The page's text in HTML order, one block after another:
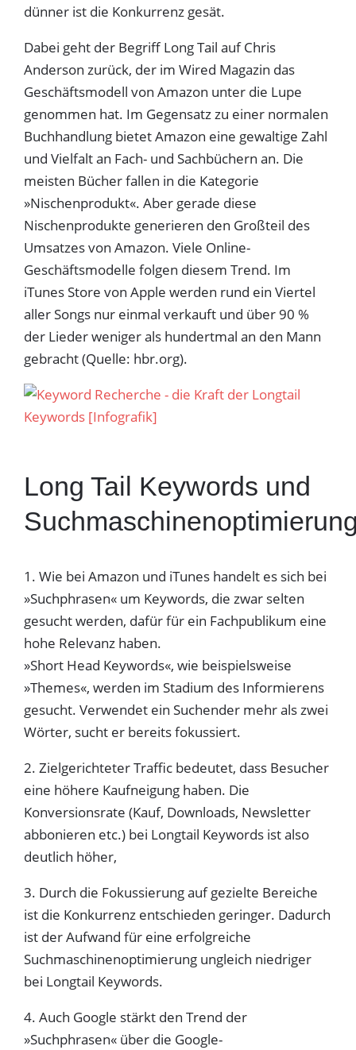
dünner ist die Konkurrenz gesät.
Dabei geht der Begriff Long Tail auf Chris
Anderson zurück, der im Wired Magazin das
Geschäftsmodell von Amazon unter die Lupe
genommen hat. Im Gegensatz zu einer normalen
Buchhandlung bietet Amazon eine gewaltige Zahl
und Vielfalt an Fach- und Sachbüchern an. Die
meisten Bücher fallen in die Kategorie
»Nischenprodukt«. Aber gerade diese
Nischenprodukte generieren den Großteil des
Umsatzes von Amazon. Viele Online-
Geschäftsmodelle folgen diesem Trend. Im
iTunes Store von Apple werden rund ein Viertel
aller Songs nur einmal verkauft und über 90 %
der Lieder weniger als hundertmal an den Mann
gebracht (Quelle: hbr.org).
Long Tail Keywords und
1. Wie bei Amazon und iTunes handelt es sich bei
»Suchphrasen« um Keywords, die zwar selten
gesucht werden, dafür für ein Fachpublikum eine
hohe Relevanz haben.
»Short Head Keywords«, wie beispielsweise
»Themes«, werden im Stadium des Informierens
gesucht. Verwendet ein Suchender mehr als zwei
Wörter, sucht er bereits fokussiert.
2. Zielgerichteter Traffic bedeutet, dass Besucher
eine höhere Kaufneigung haben. Die
Konversionsrate (Kauf, Downloads, Newsletter
abbonieren etc.) bei Longtail Keywords ist also
deutlich höher,
3. Durch die Fokussierung auf gezielte Bereiche
ist die Konkurrenz entschieden geringer. Dadurch
ist der Aufwand für eine erfolgreiche
Suchmaschinenoptimierung ungleich niedriger
bei Longtail Keywords.
4. Auch Google stärkt den Trend der
»Suchphrasen« über die Google-